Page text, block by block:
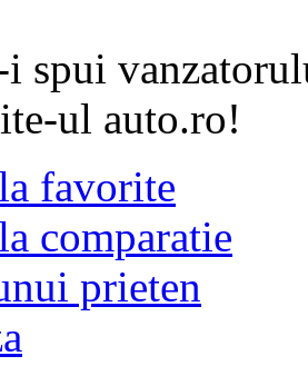
spui
ul auto.ro!
favorite
comparatie
prieten